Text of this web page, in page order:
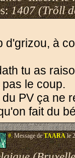
1407 (Trõll
d'grizou, à
tu as
le coup.
PV ça ne
fait du
#.Message deTAARAle